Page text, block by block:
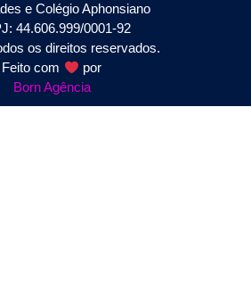
e Colégio Aphonsiano
44.606.999/0001-92
os direitos reservados.
Feito com
por
Born Agência